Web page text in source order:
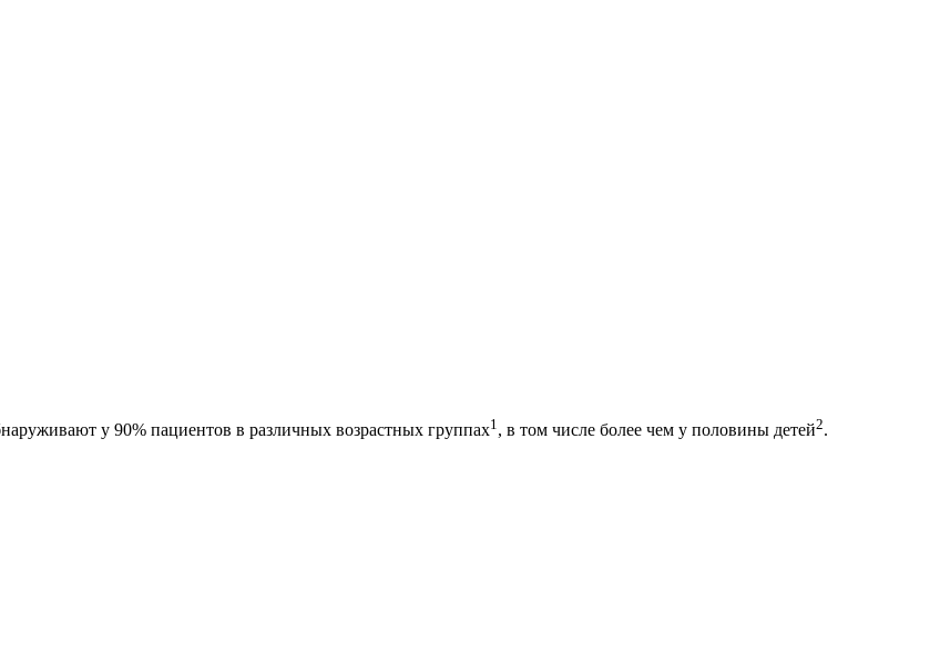
у 90% пациентов в различных возрастных группах1 , в том числе более чем у половины детей2.